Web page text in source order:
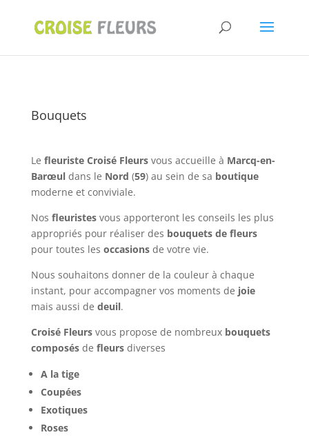
Bouquets
Le fleuriste Croisé Fleursvous accueille à Marcq-en-
Barœuldans le Nord (59) au sein de sa boutique
moderne et conviviale.
Nos fleuristesvous apporteront les conseils les plus
appropriés pour réaliser des bouquets de fleurs
pour toutes les occasionsde votre vie.
Nous souhaitons donner de la couleur à chaque
instant, pour accompagner vos moments de joie
mais aussi de deuil.
Croisé Fleursvous propose de nombreux bouquets
composésde fleursdiverses
A la tige
Coupées
Exotiques
Roses